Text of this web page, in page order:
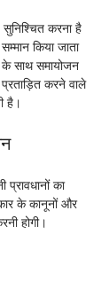
करना है
किया जाता
साथ समायोजन
करने वाले
है।
प्रावधानों का
के कानूनों और
होगी।